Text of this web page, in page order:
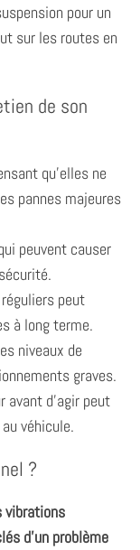
pour un
sur les routes en
de son
qu’elles ne
pannes majeures
peuvent causer
peut
à long terme.
niveaux de
graves.
avant d’agir peut
véhicule.
?
vibrations
d’un problème